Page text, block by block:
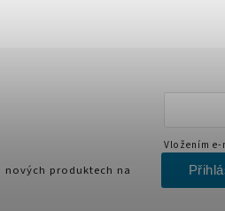
produktech na
Vložením